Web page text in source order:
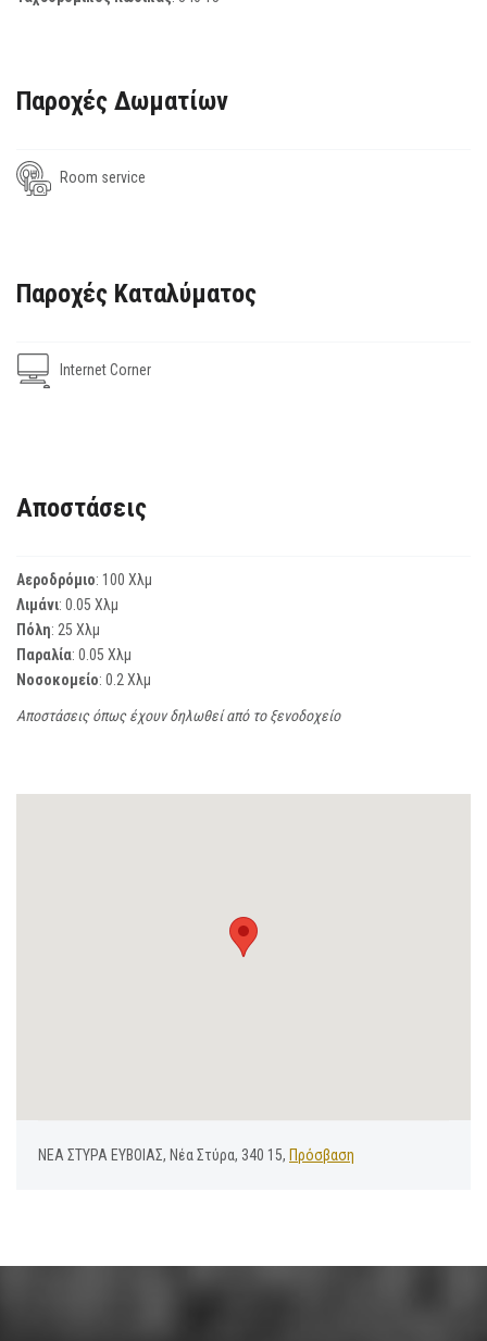
Παροχές Δωματίων
Room service
Παροχές Καταλύματος
Internet Corner
Αποστάσεις
Αεροδρόμιο: 100 Χλμ
Λιμάνι: 0.05 Χλμ
Πόλη: 25 Χλμ
Παραλία: 0.05 Χλμ
Νοσοκομείο: 0.2 Χλμ
Αποστάσεις όπως έχουν δηλωθεί από το ξενοδοχείο
ΝΕΑ ΣΤΥΡΑ ΕΥΒΟΙΑΣ, Νέα Στύρα, 340 15, Πρόσβαση